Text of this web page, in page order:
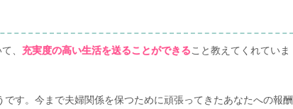
、 充実度の高い生活を送ることができること教えてくれていま
す。今まで夫婦関係を保つために頑張ってきたあなたへの報酬